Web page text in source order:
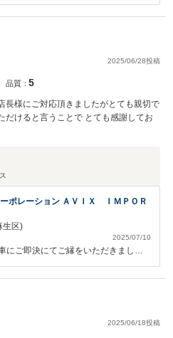
。 また、この様な高評価を頂き、
ーサービスにつきまして、ご協力出
上げます。
2025/06/28投稿
品質：5
長様にご対応頂きましたがとても親切で
だけると言うことで とても感謝してお
ーポレーション ＡＶＩＸ ＩＭＰＯＲ
生区)
2025/07/10
ご即決にてご縁をいただきまして
て、このような高評価レビューコメ
いでございます。ご納車までもう
2025/06/18投稿